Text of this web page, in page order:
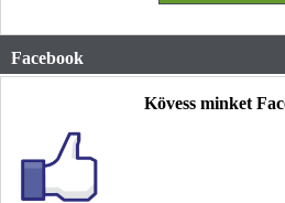
Facebook
Kövess minket